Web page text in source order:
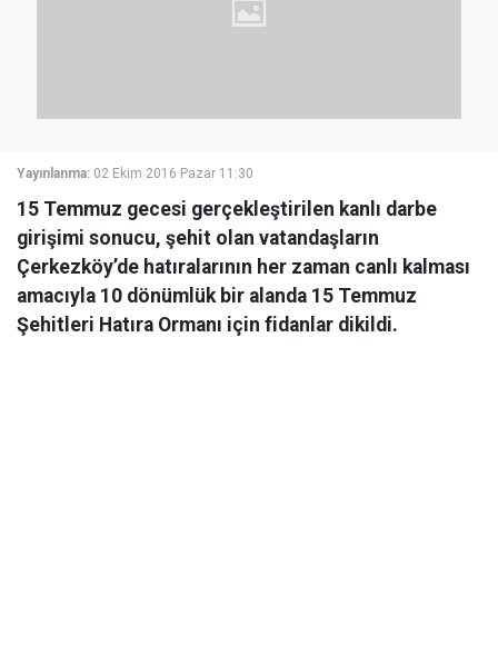
Yayınlanma: 02 Ekim 2016 Pazar 11:30
15 Temmuz gecesi gerçekleştirilen kanlı darbe
girişimi sonucu, şehit olan vatandaşların
Çerkezköy’de hatıralarının her zaman canlı kalması
amacıyla 10 dönümlük bir alanda 15 Temmuz
Şehitleri Hatıra Ormanı için fidanlar dikildi.